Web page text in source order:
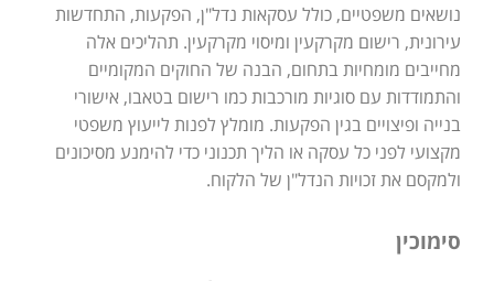
נושאים משפטיים, כולל עסקאות נדל"ן, הפקעות, התחדשות
עירונית, רישום מקרקעין ומיסוי מקרקעין. תהליכים אלה
מחייבים מומחיות בתחום, הבנה של החוקים המקומיים
והתמודדות עם סוגיות מורכבות כמו רישום בטאבו, אישורי
בנייה ופיצויים בגין הפקעות. מומלץ לפנות לייעוץ משפטי
מקצועי לפני כל עסקה או הליך תכנוני כדי להימנע מסיכונים
ולמקסם את זכויות הנדל"ן של הלקוח.
סימוכין